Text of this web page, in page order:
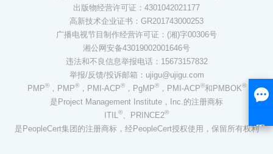
出版物经营许可证：4301042021177
高新技术企业证书：GR201743000253
广播电视节目制作经营许可证：(湘)字00306号
湘公网安备43019002001646号
违法和不良信息举报电话：15673157832
举报/反馈/投诉邮箱：ujigu@ujigu.com
PMP®，PMP®，PMI-ACP®，PgMP®，PMI-ACP®和PMBOK®
是Project Management Institute，Inc.的注册商标
ITIL®、PRINCE2®
是PeopleCert集团的注册商标，经PeopleCert授权使用，保留所有权利